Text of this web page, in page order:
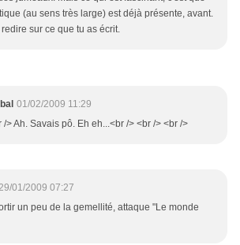
(au sens très large) est déjà présente, avant.
sur ce que tu as écrit.
01/02/2009 11:29
/> Ah. Savais pô. Eh eh...<br /> <br /> <br />
01/2009 07:27
un peu de la gemellité, attaque "Le monde